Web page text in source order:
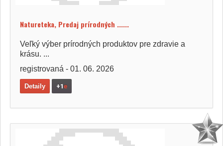
Natureteka, Predaj prírodných ......
Veľký výber prírodných produktov pre zdravie a
krásu. ...
registrovaná - 01. 06. 2026
Detaily +1e